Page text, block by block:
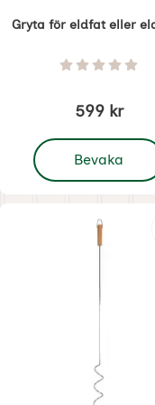
Gryta för eldfat eller
Art. nr 6262 Betyg: 0
599 kr
Bevaka
, Gryta för eldfat